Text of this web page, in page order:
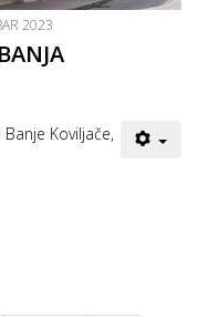
2023
Koviljače,